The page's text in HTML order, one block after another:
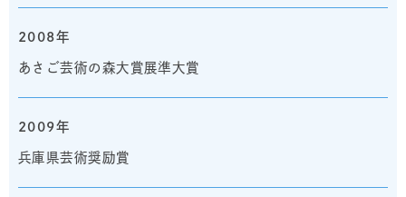
2008年
あさご芸術の森大賞展準大賞
2009年
兵庫県芸術奨励賞